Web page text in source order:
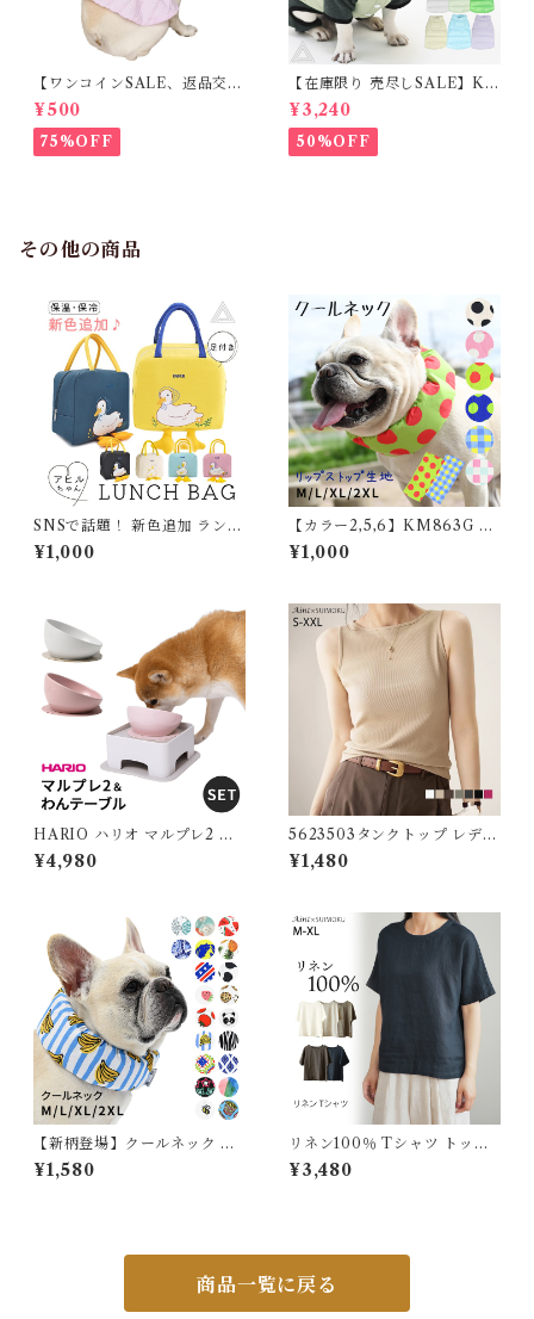
【ワンコインSALE、返品交換
不可】KM171SK フレンチブ
ルドック 犬服 女の子 ピンク
スカート
¥500
75%OFF
【在庫限り 売尽しSALE】K
M952Tダウンベスト 100%ダ
ウン・フェザー 犬 犬服 ダウン
ジャケット ベスト フレンチブ
ルドッグ 冬服 極暖 暖かい 可
¥3,240
50%OFF
その他の商品
SNSで話題！ 新色追加 ランチ
バッグ ランチトート 保冷バッ
グ 保温バッグ 保冷 おしゃれ
ジャー マチ 広い カワイイ 可
愛い アヒル ふわふわ レディー
ス プレゼント ベージュ イエロ
ー ピンク ブルー G284
¥1,000
【カラー2,5,6】KM863G 保
冷剤付き クールネック 犬 リッ
プストップナイロン生地 撥水
ード裏生地防水 アルミ フレン
チブルドック 4層構造使用 フ
レブル クールスヌード 水玉 熱
中症予防 小型犬 中型犬 大型犬
ITEM066
¥1,000
HARIO ハリオ マルプレ2 わ
んテーブル セット 犬 食器 フ
ードボウル フレンチブルドッ
器 ペット食器 皿 犬用食器 猫
用食器 滑り止め 【イチオ
シ！】ITEM040
¥4,980
5623503タンクトップ レディ
ース ノースリーブ ボートネッ
ク 下着 肌着 婦人 インナー ト
イズ シンプル 伸縮性 無地 体
型カバー 春 夏 秋 冬 5623503
スイモク【水沐良品】
¥1,480
【新柄登場】クールネック 犬
夏 長時間保冷 4層構造生地使
用 犬クールネック ひんやり 暑
クールスヌード おしゃれ スイ
型犬 大型犬 2026年 KM882
¥1,580
リネン100％ Tシャツ トップ
ス レディース リネン 麻 麻10
0％ 涼しい 夏 定番 ベーシック
い 着回し J-24241 スイモク
¥3,480
商品一覧に戻る